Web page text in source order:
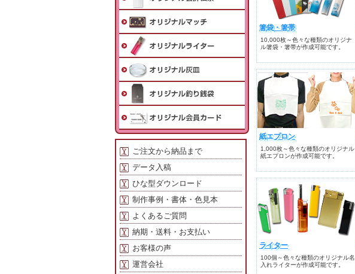
箸袋・箸帯
10,000枚～色々な種類のオリジナ
ル箸袋・箸帯が作成可能です。
紙エプロン
1,000枚～色々な種類のオリジナル
紙エプロンが作成可能です。
ライター
100個～色々な種類のオリジナル名
入れライターが作成可能です。
ご注文から納品まで
データ入稿
ひな型ダウンロード
制作事例・書体・色見本
よくあるご質問
納期・送料・お支払い
お客様の声
運営会社